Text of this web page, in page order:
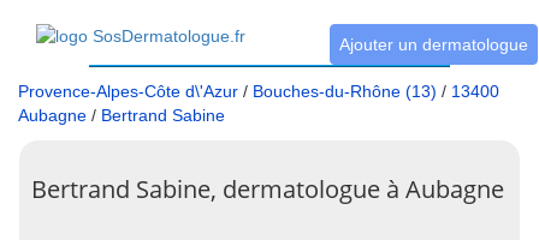
Ajouter un dermatologue
Provence-Alpes-Côte d\'Azur / Bouches-du-Rhône (13) / 13400
Aubagne / Bertrand Sabine
Bertrand Sabine, dermatologue à Aubagne